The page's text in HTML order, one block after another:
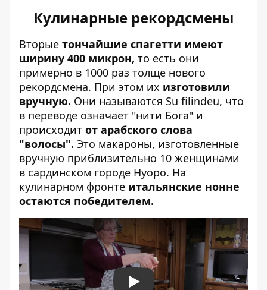
Кулинарные рекордсмены
Вторые тончайшие спагетти имеют
ширину 400 микрон, то есть они
примерно в 1000 раз толще нового
рекордсмена. При этом их изготовили
вручную. Они называются Su filindeu, что
в переводе означает "нити Бога" и
происходит от арабского слова
"волосы". Это макароны, изготовленные
вручную приблизительно 10 женщинами
в сардинском городе Нуоро. На
кулинарном фронте итальянские нонне
остаются победителем.